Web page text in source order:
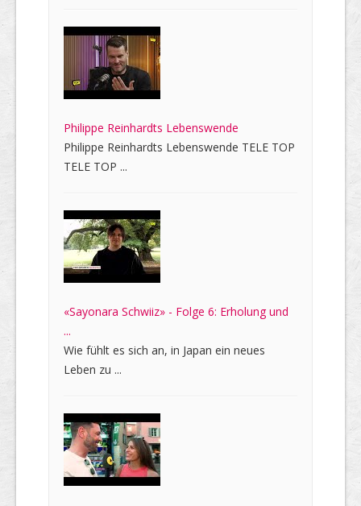
Philippe Reinhardts Lebenswende
Philippe Reinhardts Lebenswende TELE TOP
TELE TOP ...
«Sayonara Schwiiz» - Folge 6: Erholung und
...
Wie fühlt es sich an, in Japan ein neues
Leben zu ...